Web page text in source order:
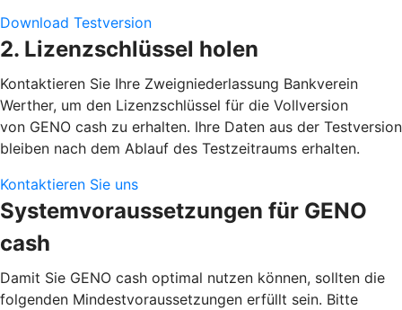
Download Testversion
2. Lizenzschlüssel holen
Kontaktieren Sie Ihre Zweigniederlassung Bankverein
Werther, um den Lizenzschlüssel für die Vollversion
von GENO cash zu erhalten. Ihre Daten aus der Testversion
bleiben nach dem Ablauf des Testzeitraums erhalten.
Kontaktieren Sie uns
Systemvoraussetzungen für GENO
cash
Damit Sie GENO cash optimal nutzen können, sollten die
folgenden Mindestvoraussetzungen erfüllt sein. Bitte